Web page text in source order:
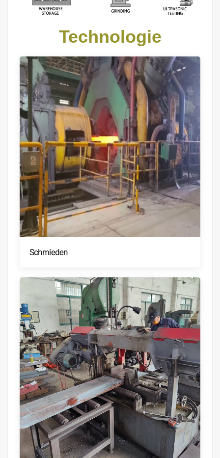
Technologie
Schmieden